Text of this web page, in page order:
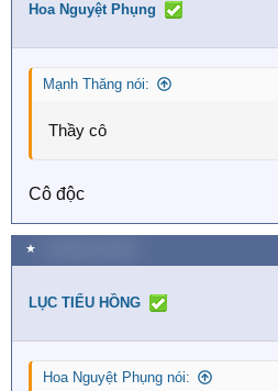
Hoa Nguyệt Phụng
Mạnh Thăng nói:
Thầy cô
Cô độc
★
LỤC TIỂU HỒNG
Hoa Nguyệt Phụng nói: